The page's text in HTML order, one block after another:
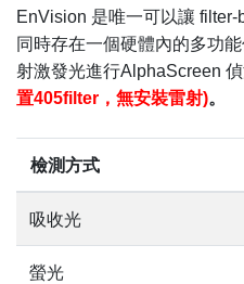
EnVision 是唯一可以讓
同時存在一個硬體內的多功
射激發光進行AlphaScreen 偵
置405filter，無安裝雷射)。
檢測方式
吸收光
螢光